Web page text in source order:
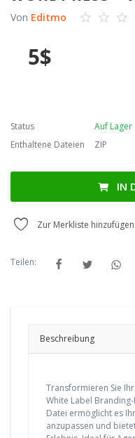
Anmelden
Registrieren
Von Editmo
5$
Status
Auf Lager
Enthaltene Dateien
ZIP
IN
Zur Merkliste hinzufügen
Teilen:
Beschreibung
Transformieren Sie
White Label
Datei ermöglicht es
anzupassen und